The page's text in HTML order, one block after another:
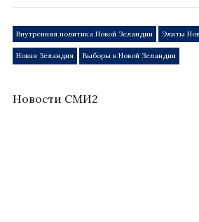
Внутренняя политика Новой Зеландии Элиты
Новая Зеландия Выборы в Новой Зеландии
Новости СМИ2